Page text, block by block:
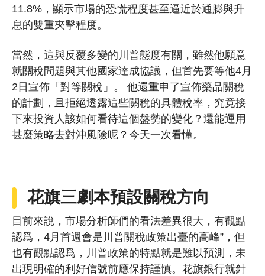
11.8%，顯示市場的恐慌程度甚至逼近於通膨與升
息的雙重夾擊程度。
當然，這與反覆多變的川普態度有關，雖然他願意
就關稅問題與其他國家達成協議，但首先要等他4月
2日宣佈「對等關稅」。 他還重申了宣佈藥品關稅
的計劃，且拒絕透露這些關稅的具體稅率，究竟接
下來投資人該如何看待這個盤勢的變化？還能運用
甚麼策略去對沖風險呢？今天一次看懂。
花旗三劇本預設關稅方向
目前來說，市場分析師們的看法差異很大，有觀點
認爲，4月首週會是川普關稅政策出臺的高峰”，但
也有觀點認爲，川普政策的特點就是難以預測，未
出現明確的利好信號前應保持謹慎。花旗銀行就針